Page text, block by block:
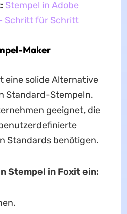
Stempel in Adobe
Schritt für Schritt
Maker
eine solide Alternative
Standard-Stempeln.
geeignet, die
Standards benötigen.
Stempel in Foxit ein: